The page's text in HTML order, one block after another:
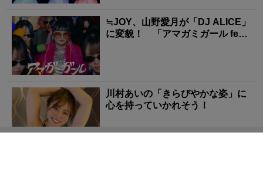
≒JOY、山野愛月が「DJ ALICE」
に変貌！ 「アマガミガール feat.
川村あいの「きらびやかな姿」に
心を持っていかれそう！